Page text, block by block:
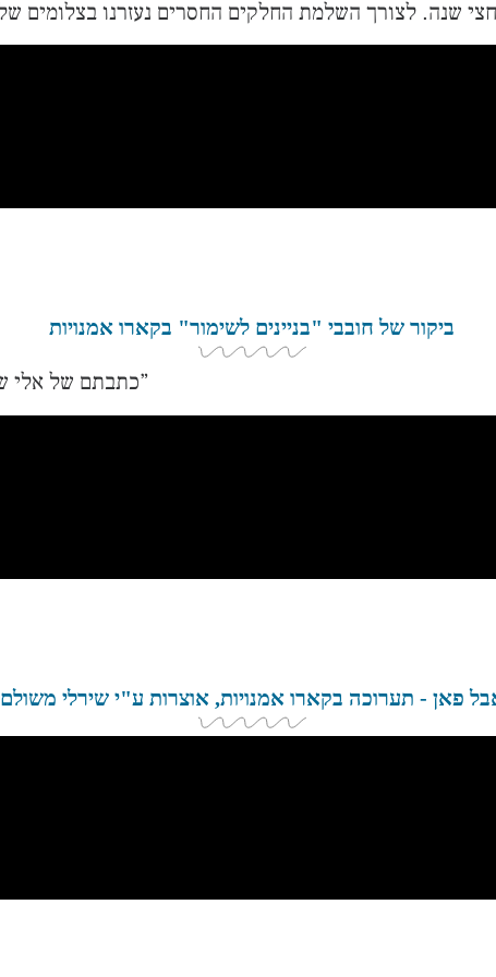
ביקור של חובבי "בניינים לשימור" בקארו אמנויות
כתבתם של אלי שילה ושרה וייסברגר עבור מגזין 1 של “חי בסרט”
פאן - תערוכה בקארו אמנויות, אוצרות ע"י שירלי משולם